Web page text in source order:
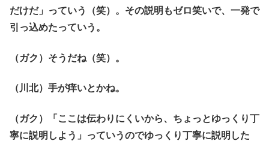
だけだ」っていう（笑）。その説明もゼロ笑いで、一発で
引っ込めたっていう。
（ガク）そうだね（笑）。
（川北）手が痒いとかね。
（ガク）「ここは伝わりにくいから、ちょっとゆっくり丁
寧に説明しよう」っていうのでゆっくり丁寧に説明した